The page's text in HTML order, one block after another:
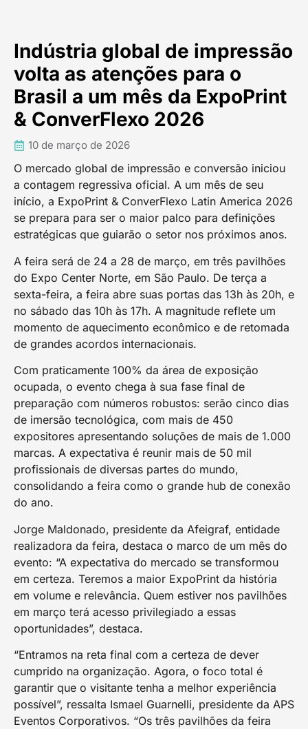
Indústria global de impressão
volta as atenções para o
Brasil a um mês da ExpoPrint
& ConverFlexo 2026
10 de março de 2026
O mercado global de impressão e conversão iniciou
a contagem regressiva oficial. A um mês de seu
início, a ExpoPrint & ConverFlexo Latin America 2026
se prepara para ser o maior palco para definições
estratégicas que guiarão o setor nos próximos anos.
A feira será de 24 a 28 de março, em três pavilhões
do Expo Center Norte, em São Paulo. De terça a
sexta-feira, a feira abre suas portas das 13h às 20h, e
no sábado das 10h às 17h. A magnitude reflete um
momento de aquecimento econômico e de retomada
de grandes acordos internacionais.
Com praticamente 100% da área de exposição
ocupada, o evento chega à sua fase final de
preparação com números robustos: serão cinco dias
de imersão tecnológica, com mais de 450
expositores apresentando soluções de mais de 1.000
marcas. A expectativa é reunir mais de 50 mil
profissionais de diversas partes do mundo,
consolidando a feira como o grande hub de conexão
do ano.
Jorge Maldonado, presidente da Afeigraf, entidade
realizadora da feira, destaca o marco de um mês do
evento: “A expectativa do mercado se transformou
em certeza. Teremos a maior ExpoPrint da história
em volume e relevância. Quem estiver nos pavilhões
em março terá acesso privilegiado a essas
oportunidades”, destaca.
“Entramos na reta final com a certeza de dever
cumprido na organização. Agora, o foco total é
garantir que o visitante tenha a melhor experiência
possível”, ressalta Ismael Guarnelli, presidente da APS
Eventos Corporativos. “Os três pavilhões da feira